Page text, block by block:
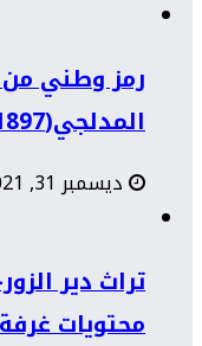
رمز وطني من
المدلجي(1897-1968)
ديسمبر 31, 2021
تراث دير
محتويات